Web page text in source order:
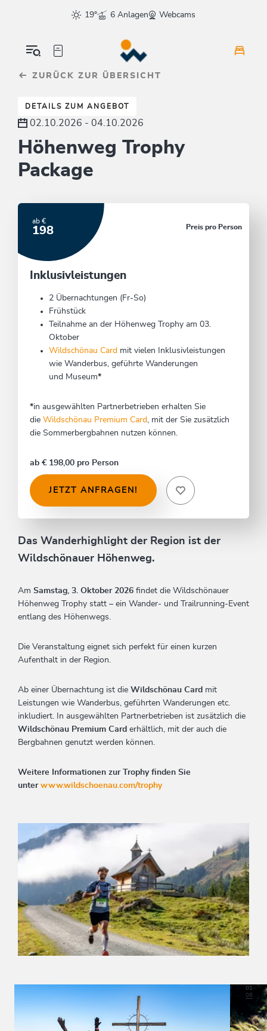
sr.skip-to.main-content
sr.skip-to.table-of-contents
sr.skip-to.main-navigation
19°
6 Anlagen Webcams
ZURÜCK ZUR ÜBERSICHT
DETAILS ZUM ANGEBOT
02.10.2026 - 04.10.2026
Höhenweg Trophy
Package
Das Wanderhighlight der Region ist der
Wildschönauer Höhenweg.
Am Samstag, 3. Oktober 2026 findet die Wildschönauer
Höhenweg Trophy statt – ein Wander- und Trailrunning-Event
entlang des Höhenwegs.
Die Veranstaltung eignet sich perfekt für einen kurzen
Aufenthalt in der Region.
Ab einer Übernachtung ist die Wildschönau Card mit
Leistungen wie Wanderbus, geführten Wanderungen etc.
inkludiert. In ausgewählten Partnerbetrieben ist zusätzlich die
Wildschönau Premium Card erhältlich, mit der auch die
Bergbahnen genutzt werden können.
Weitere Informationen zur Trophy finden Sie
unter www.wildschoenau.com/trophy
ab €
198 Preis pro Person
Inklusivleistungen
2 Übernachtungen (Fr-So)
Frühstück
Teilnahme an der Höhenweg Trophy am 03.
Oktober
Wildschönau Card mit vielen Inklusivleistungen
wie Wanderbus, geführte Wanderungen
und Museum*
*in ausgewählten Partnerbetrieben erhalten Sie
die Wildschönau Premium Card, mit der Sie zusätzlich
die Sommerbergbahnen nutzen können.
ab € 198,00 pro Person
JETZT ANFRAGEN!
01
06